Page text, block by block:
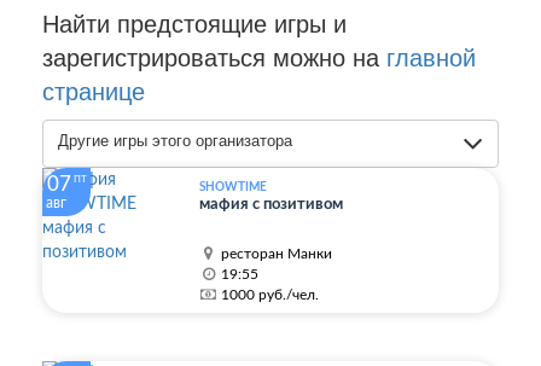
Найти предстоящие игры и
зарегистрироваться можно на главной
странице
Другие игры этого организатора
07 ПТ
авг
SHOWTIME
мафия с позитивом
ресторан Манки
19:55
1000 руб./чел.